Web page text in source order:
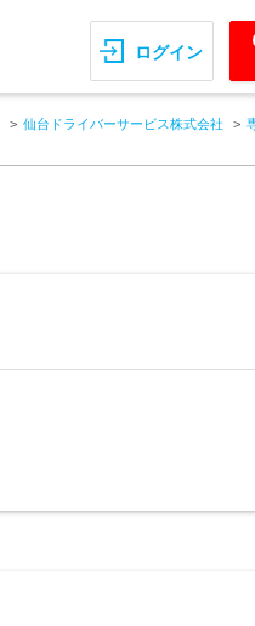
ログイン
仙台ドライバーサービス株式会社